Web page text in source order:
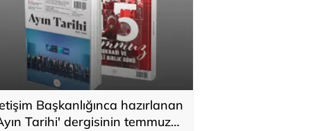
Başkanlığınca hazırlanan
Tarihi' dergisinin temmuz